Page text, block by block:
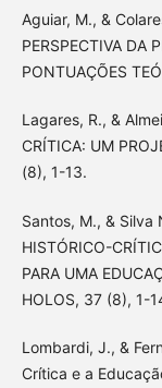
Aguiar, M., &
PERSPECTIVA DA
PONTUAÇÕES
Lagares, R., &
CRÍTICA: UM
(8), 1-13.
Santos, M., & Silva
HISTÓRICO-
PARA UMA
HOLOS, 37 (8), 1-
Lombardi, J., &
Crítica e a